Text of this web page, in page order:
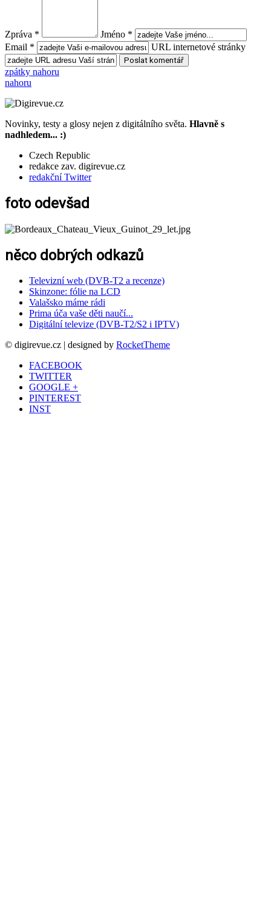
Zpráva *
Jméno *
Email *
URL internetové stránky
zpátky nahoru
nahoru
Novinky, testy a glosy nejen z digitálního světa. Hlavně s
nadhledem... :)
Czech Republic
redakce zav. digirevue.cz
redakční Twitter
foto odevšad
něco dobrých odkazů
Televizní web (DVB-T2 a recenze)
Skinzone: fólie na LCD
Valašsko máme rádi
Prima úča vaše děti naučí...
Digitální televize (DVB-T2/S2 i IPTV)
© digirevue.cz | designed by RocketTheme
FACEBOOK
TWITTER
GOOGLE +
PINTEREST
INST